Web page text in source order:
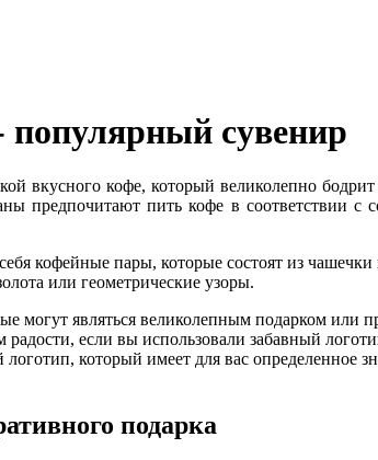
сувенир
вкусного кофе, который великолепно
предпочитают пить кофе в соответствии
кофейные пары, которые состоят из
или геометрические узоры.
являться великолепным подарком или
если вы использовали забавный
который имеет для вас определенное
подарка